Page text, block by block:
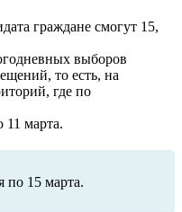
граждане смогут 15,
выборов
то есть, на
где по
11 марта.
по 15 марта.